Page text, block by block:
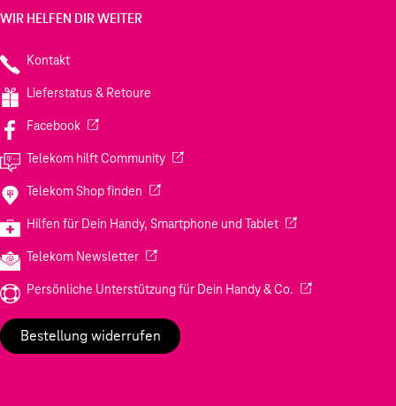
WIR HELFEN DIR WEITER
Kontakt
Lieferstatus & Retoure
Facebook(Wird in einem neuen Tab geöffnet)
Telekom hilft Community(Wird in einem neuen Tab geöffnet)
Telekom Shop finden (Wird in einem neuen Tab geöffnet)
Hilfen für Dein Handy, Smartphone und Tablet(Wird in einem
Telekom Newsletter(Wird in einem neuen Tab geöffnet)
Persönliche Unterstützung für Dein Handy & Co. (Wird in einem
Bestellung widerrufen